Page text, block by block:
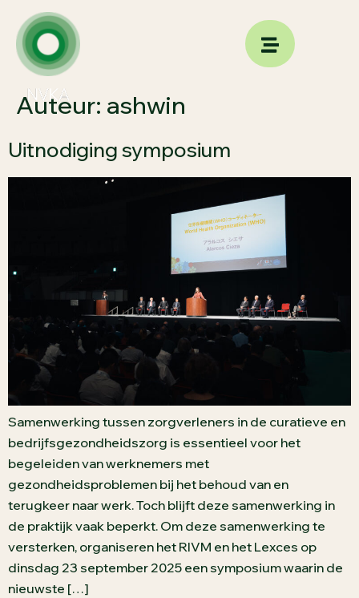
Auteur: ashwin
Uitnodiging symposium
Samenwerking tussen zorgverleners in de curatieve en
bedrijfsgezondheidszorg is essentieel voor het
begeleiden van werknemers met
gezondheidsproblemen bij het behoud van en
terugkeer naar werk. Toch blijft deze samenwerking in
de praktijk vaak beperkt. Om deze samenwerking te
versterken, organiseren het RIVM en het Lexces op
dinsdag 23 september 2025 een symposium waarin de
nieuwste […]